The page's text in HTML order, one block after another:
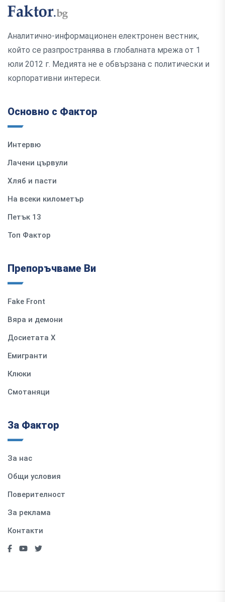
Аналитично-информационен електронен вестник,
който се разпространява в глобалната мрежа от 1
юли 2012 г. Медията не е обвързана с политически и
корпоративни интереси.
Основно с Фактор
Интервю
Лачени цървули
Хляб и пасти
На всеки километър
Петък 13
Топ Фактор
Препоръчваме Ви
Fake Front
Вяра и демони
Досиетата Х
Емигранти
Клюки
Смотаняци
За Фактор
За нас
Общи условия
Поверителност
За реклама
Контакти